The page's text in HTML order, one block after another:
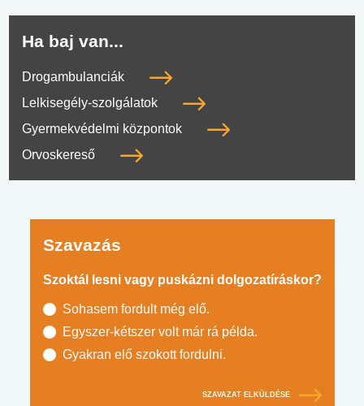
Ha baj van...
Drogambulanciák
Lelkisegély-szolgálatok
Gyermekvédelmi központok
Orvoskereső
Szavazás
Szoktál lesni vagy puskázni dolgozatíráskor?
Sohasem fordult még elő.
Egyszer-kétszer volt már rá példa.
Gyakran elő szokott fordulni.
SZAVAZAT ELKÜLDÉSE